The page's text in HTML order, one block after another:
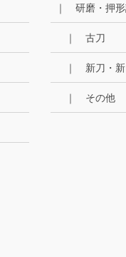
｜ 研磨・押
｜ 古刀
｜ 新刀・
｜ その他